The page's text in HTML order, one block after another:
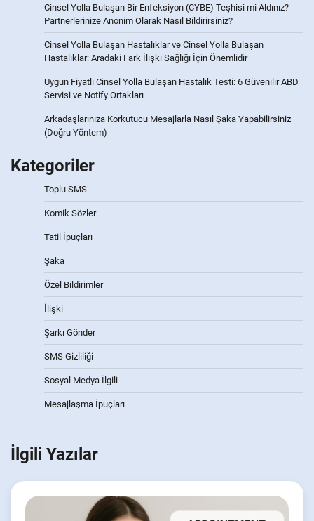
Cinsel Yolla Bulaşan Bir Enfeksiyon (CYBE) Teşhisi mi Aldınız?
Partnerlerinize Anonim Olarak Nasıl Bildirirsiniz?
Cinsel Yolla Bulaşan Hastalıklar ve Cinsel Yolla Bulaşan
Hastalıklar: Aradaki Fark İlişki Sağlığı İçin Önemlidir
Uygun Fiyatlı Cinsel Yolla Bulaşan Hastalık Testi: 6 Güvenilir ABD
Servisi ve Notify Ortakları
Arkadaşlarınıza Korkutucu Mesajlarla Nasıl Şaka Yapabilirsiniz
(Doğru Yöntem)
Kategoriler
Toplu SMS
Komik Sözler
Tatil İpuçları
Şaka
Özel Bildirimler
İlişki
Şarkı Gönder
SMS Gizliliği
Sosyal Medya İlgili
Mesajlaşma İpuçları
İlgili Yazılar